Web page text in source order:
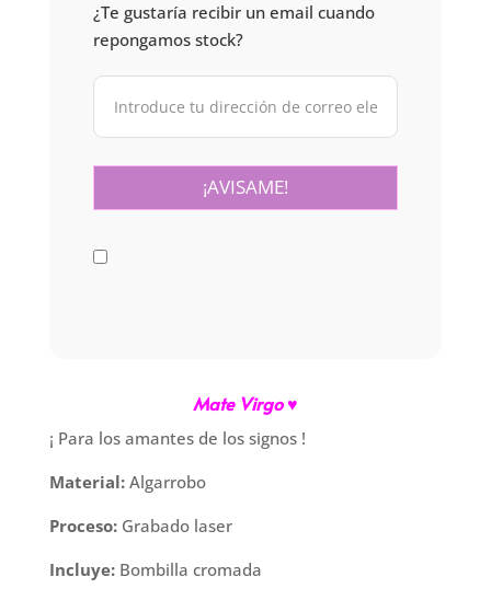
¿Te gustaría recibir un email cuando
repongamos stock?
Mate Virgo ♥
¡ Para los amantes de los signos !
Material:Algarrobo
Proceso:Grabado laser
Incluye:Bombilla cromada